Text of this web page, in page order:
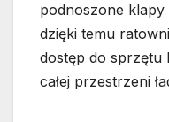
podnoszone
dzięki temu
dostęp do sprzętu
całej przestrzeni